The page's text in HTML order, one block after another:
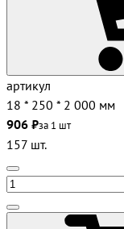
артикул
18 * 250 * 2 000 мм
906 ₽за 1 шт
157 шт.